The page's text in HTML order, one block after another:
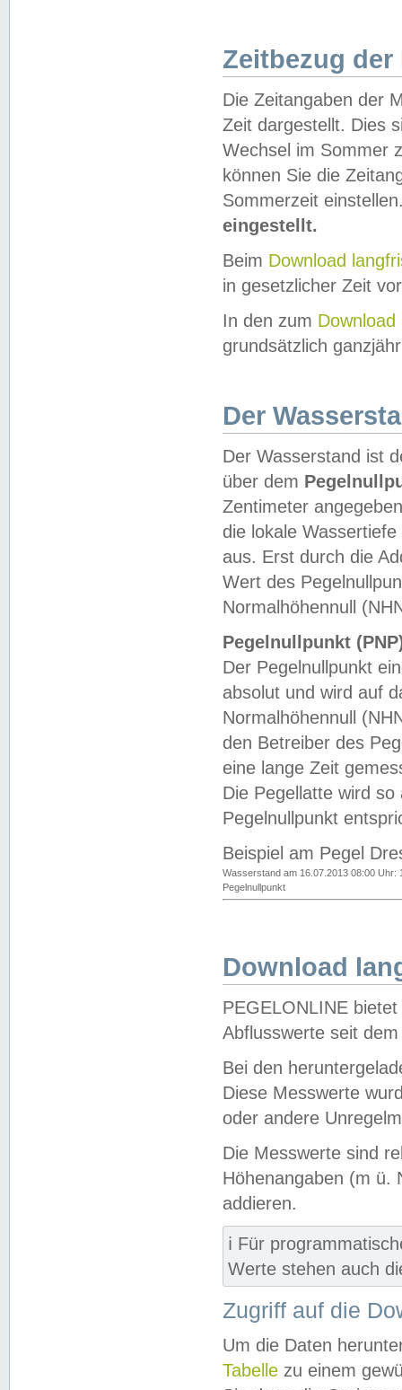
Zeitbezug der
Die Zeitangaben der
Zeit dargestellt. Dies
Wechsel im Sommer
können Sie die
Sommerzeit
eingestellt.
Beim Download
in gesetzlicher Zeit
In den zum Download
grundsätzlich
Der
Der Wasserstand ist
über dem
Zentimeter
die lokale
aus. Erst durch die
Wert des
Normalhöhennull
Pegelnullpunkt
Der Pegelnullpunkt
absolut und wird auf
Normalhöhennull
den Betreiber des
eine lange Zeit
Die Pegellatte wird
Pegelnullpunkt
Beispiel am Pegel
Wasserstand am 16.07.2013 08:00 Uhr:
Pegelnullpunkt
Download
PEGELONLINE
Abflusswerte seit
Bei den
Diese Messwerte
oder andere
Die Messwerte sind
Höhenangaben (m ü.
addieren.
ℹ️ Für
Werte stehen auch
Zugriff auf die
Um die Daten
Tabelle zu einem